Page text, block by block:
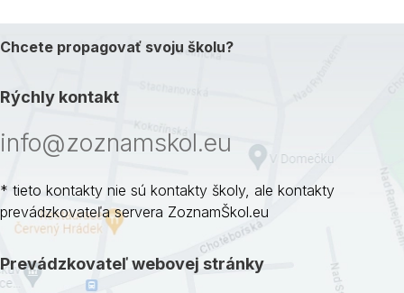
Chcete propagovať svoju školu?
Rýchly kontakt
info@zoznamskol.eu
* tieto kontakty nie sú kontakty školy, ale kontakty
prevádzkovateľa servera ZoznamŠkol.eu
Prevádzkovateľ webovej stránky